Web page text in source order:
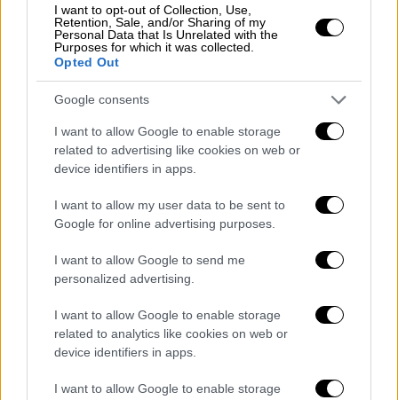
I want to opt-out of Collection, Use,
Retention, Sale, and/or Sharing of my
Personal Data that Is Unrelated with the
Purposes for which it was collected.
Opted Out
Google consents
I want to allow Google to enable storage
related to advertising like cookies on web or
device identifiers in apps.
I want to allow my user data to be sent to
Google for online advertising purposes.
I want to allow Google to send me
personalized advertising.
I want to allow Google to enable storage
related to analytics like cookies on web or
device identifiers in apps.
I want to allow Google to enable storage
Πέντε αστέρων η Μάντσεστερ Σίτι
σάρωσε τη Νιούκαστλ και βρέθηκε
στο +3 απ' τη Λίβερπουλ
Ήταν η τρίτη διαδοχική νίκη του Αλκαράθ
απέναντι σε τενίστα του Top 5. Για την
ακρίβεια, νίκησε κατά σειρά το Νο.4 (Ναδάλ),
το Νο.1 (Τζόκοβιτς) και το Νο.3 του κόσμου
(Ζβέρεφ), για να φτάσει στον τέταρτο
φετινό τίτλο του, τους περισσότερους από
κάθε άλλο παίκτη! Εχει σημειώσει 28 νίκες
φέτος και πέρασε στην κορυφή της λίστας
ξεπερνώντας τον Στέφανο Τσιτσιπά, ενώ
έχει κερδίσει τα επτά τελευταία παιχνίδια
του απέναντι σε παίκτες της τοπ δεκάδας!